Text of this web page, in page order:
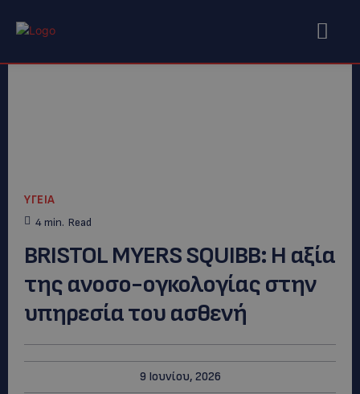
ΥΓΕΙΑ
4min. Read
BRISTOL MYERS SQUIBB: Η αξία
της ανοσο-ογκολογίας στην
υπηρεσία του ασθενή
9 Ιουνίου, 2026